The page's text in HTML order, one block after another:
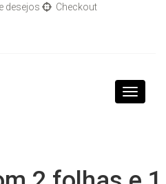
desejos
Checkout
Toggle